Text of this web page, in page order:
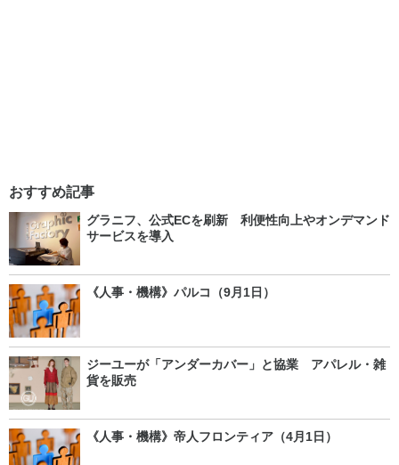
おすすめ記事
グラニフ、公式ECを刷新 利便性向上やオンデマンド
サービスを導入
《人事・機構》パルコ（9月1日）
ジーユーが「アンダーカバー」と協業 アパレル・雑
貨を販売
《人事・機構》帝人フロンティア（4月1日）